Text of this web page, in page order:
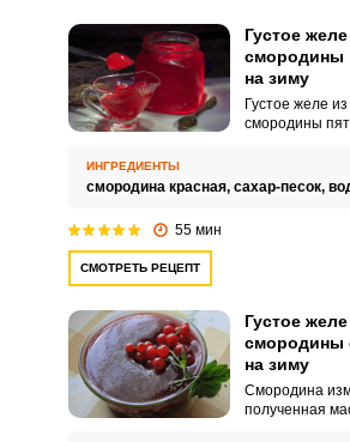
Густое
смородины
на зиму
Густое желе
смородины
которая
смородине
всё доводится
варится 5
ИНГРЕДИЕНТЫ
смородина красная, сахар-песок,
55 мин
СМОТРЕТЬ РЕЦЕПТ
Густое
смородины
на зиму
Смородина
полученная